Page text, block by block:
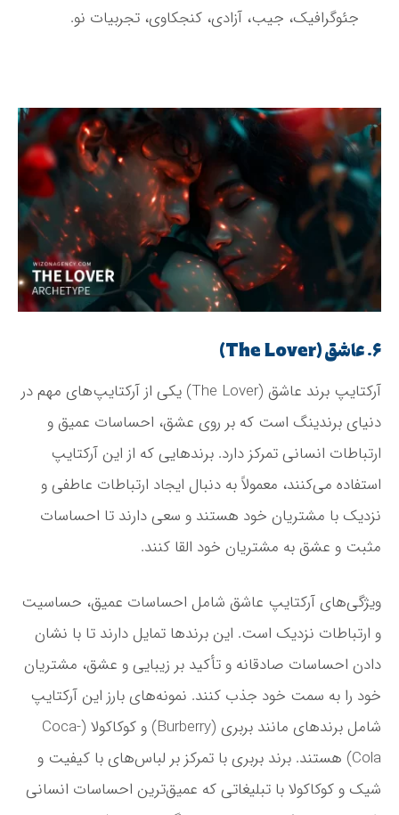
جئوگرافیک، جیب، آزادی، کنجکاوی، تجربیات نو.
۶. عاشق (The Lover)
آرکتایپ برند عاشق (The Lover) یکی از آرکتایپ‌های مهم در
دنیای برندینگ است که بر روی عشق، احساسات عمیق و
ارتباطات انسانی تمرکز دارد. برندهایی که از این آرکتایپ
استفاده می‌کنند، معمولاً به دنبال ایجاد ارتباطات عاطفی و
نزدیک با مشتریان خود هستند و سعی دارند تا احساسات
مثبت و عشق به مشتریان خود القا کنند.
ویژگی‌های آرکتایپ عاشق شامل احساسات عمیق، حساسیت
و ارتباطات نزدیک است. این برندها تمایل دارند تا با نشان
دادن احساسات صادقانه و تأکید بر زیبایی و عشق، مشتریان
خود را به سمت خود جذب کنند. نمونه‌های بارز این آرکتایپ
شامل برندهای مانند بربری (Burberry) و کوکاکولا (Coca-
Cola) هستند. برند بربری با تمرکز بر لباس‌های با کیفیت و
شیک و کوکاکولا با تبلیغاتی که عمیق‌ترین احساسات انسانی